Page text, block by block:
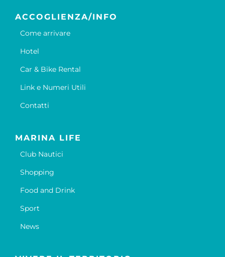
ACCOGLIENZA/INFO
Come arrivare
Hotel
Car & Bike Rental
Link e Numeri Utili
Contatti
MARINA LIFE
Club Nautici
Shopping
Food and Drink
Sport
News